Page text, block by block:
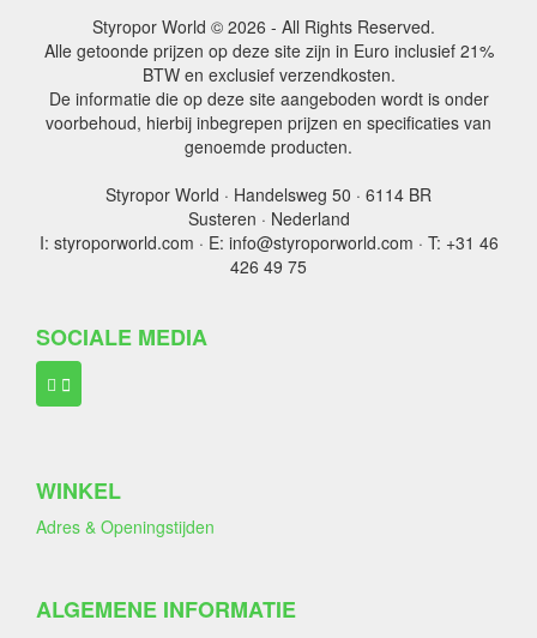
Styropor World © 2026 - All Rights Reserved.
Alle getoonde prijzen op deze site zijn in Euro inclusief 21%
BTW en exclusief verzendkosten.
De informatie die op deze site aangeboden wordt is onder
voorbehoud, hierbij inbegrepen prijzen en specificaties van
genoemde producten.
Styropor World · Handelsweg 50 · 6114 BR
Susteren · Nederland
I: styroporworld.com · E: info@styroporworld.com · T: +31 46
426 49 75
SOCIALE MEDIA
WINKEL
Adres & Openingstijden
ALGEMENE INFORMATIE